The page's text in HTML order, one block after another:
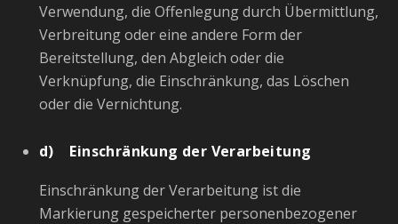
Verwendung, die Offenlegung durch Übermittlung,
Verbreitung oder eine andere Form der
Bereitstellung, den Abgleich oder die
Verknüpfung, die Einschränkung, das Löschen
oder die Vernichtung.
d) Einschränkung der Verarbeitung
Einschränkung der Verarbeitung ist die
Markierung gespeicherter personenbezogener